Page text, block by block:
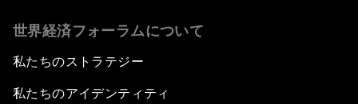
世界経済フォーラムについて
私たちのストラテジー
私たちのアイデンティティ